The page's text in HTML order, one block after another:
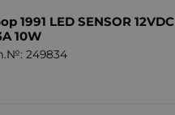
1991 LED SENSOR 12VDC
10W
249834